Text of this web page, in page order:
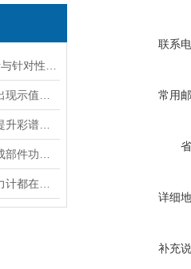
联系
常用
详细
补充